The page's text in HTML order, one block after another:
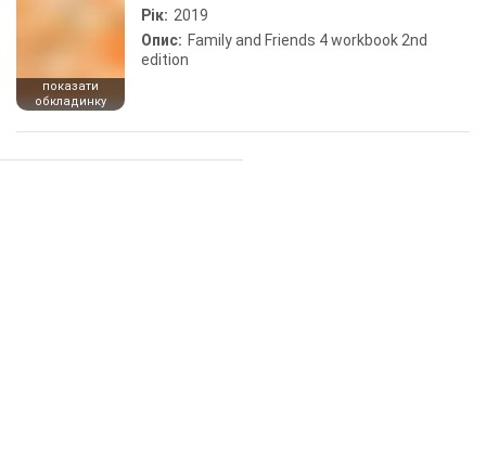
показати
обкладинку
Рік: 2019
Опис: Family and Friends 4 workbook 2nd
edition